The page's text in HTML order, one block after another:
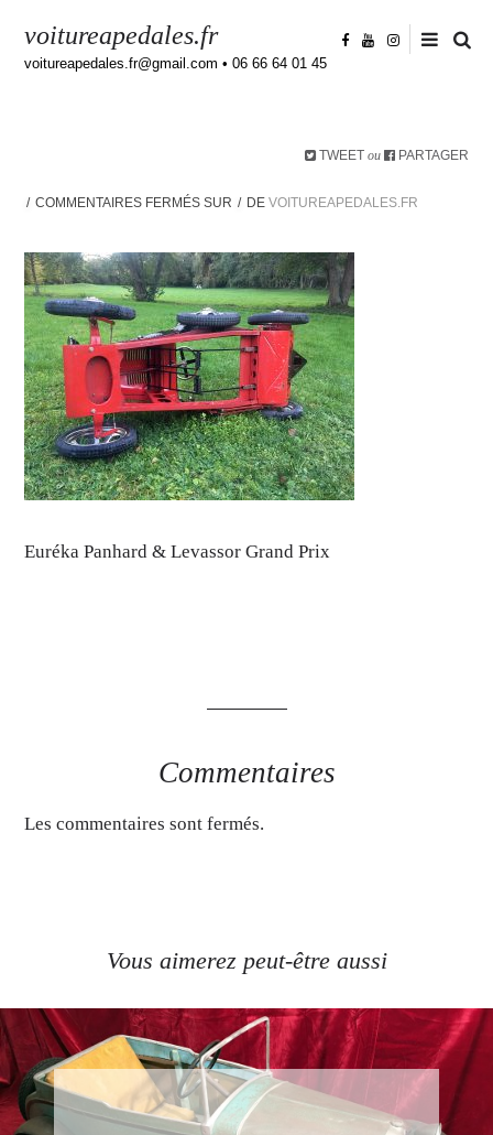
voitureapedales.fr
voitureapedales.fr@gmail.com • 06 66 64 01 45
TWEET ou PARTAGER
COMMENTAIRES FERMÉS SUR DEVOITUREAPEDALES.FR
Euréka Panhard & Levassor Grand Prix
Commentaires
Les commentaires sont fermés.
Vous aimerez peut-être aussi